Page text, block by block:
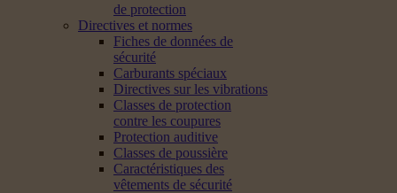
de protection
Directives et normes
Fiches de données de
sécurité
Carburants spéciaux
Directives sur les vibrations
Classes de protection
contre les coupures
Protection auditive
Classes de poussière
Caractéristiques des
vêtements de sécurité